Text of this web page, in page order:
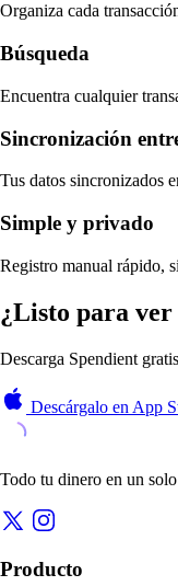
Organiza cada
Búsqueda
Encuentra cualquier
Sincronización
Tus datos sincronizados
Simple y privado
Registro manual rápido,
¿Listo para ver
Descarga Spendient
Descárgalo en App
Todo tu dinero en un
Producto